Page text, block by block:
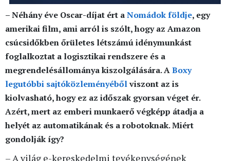
–Néhány éve Oscar-díjat ért aNomádok földje, egy
amerikai film, ami arról is szólt, hogy az Amazon
csúcsidőkben őrületes létszámú idénymunkást
foglalkoztat a logisztikai rendszere és a
megrendelésállománya kiszolgálására. ABoxy
legutóbbi sajtóközleményébőlviszont az is
kiolvasható, hogy ez az időszak gyorsan véget ér.
Azért, mert az emberi munkaerő végképp átadja a
helyét az automatikának és a robotoknak. Miért
gondolják így?
– A világ e-kereskedelmi tevékenységének